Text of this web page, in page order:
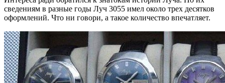
сведениям в разные годы Луч 3055 имел около трех десятков
оформлений. Что ни говори, а такое количество впечатляет.